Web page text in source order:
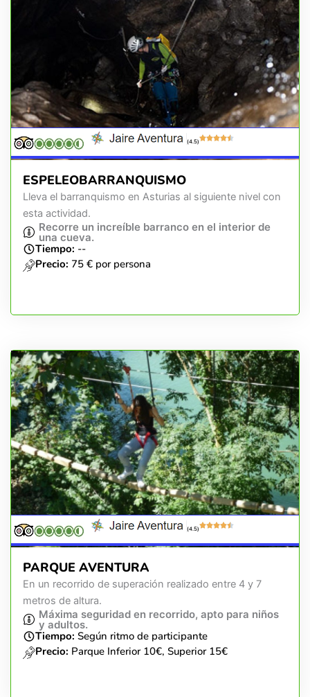
(4.5)
ESPELEOBARRANQUISMO
Lleva el barranquismo en Asturias al siguiente nivel con
esta actividad.
Recorre un increíble barranco en el interior de
una cueva.
Tiempo: --
Precio: 75 € por persona
(4.5)
PARQUE AVENTURA
En un recorrido de superación realizado entre 4 y 7
metros de altura.
Máxima seguridad en recorrido, apto para niños
y adultos.
Tiempo: Según ritmo de participante
Precio: Parque Inferior 10€, Superior 15€